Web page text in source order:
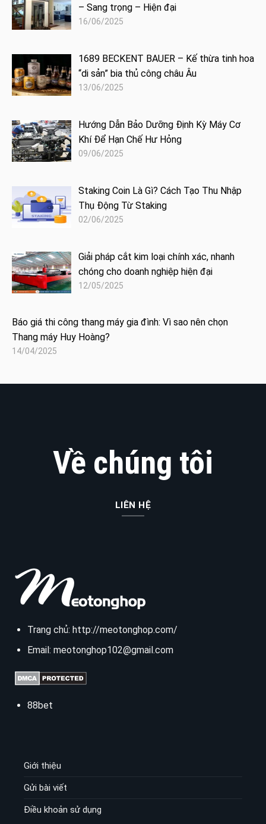
– Sang trọng – Hiện đại
16/06/2025
1689 BECKENT BAUER – Kế thừa tinh hoa
“di sản” bia thủ công châu Âu
13/06/2025
Hướng Dẫn Bảo Dưỡng Định Kỳ Máy Cơ
Khí Để Hạn Chế Hư Hỏng
09/06/2025
Staking Coin Là Gì? Cách Tạo Thu Nhập
Thụ Động Từ Staking
02/06/2025
Giải pháp cắt kim loại chính xác, nhanh
chóng cho doanh nghiệp hiện đại
12/05/2025
Báo giá thi công thang máy gia đình: Vì sao nên chọn
Thang máy Huy Hoàng?
14/04/2025
Về chúng tôi
LIÊN HỆ
Trang chủ: http://meotonghop.com/
Email: meotonghop102@gmail.com
88bet
Giới thiệu
Gửi bài viết
Điều khoản sử dụng